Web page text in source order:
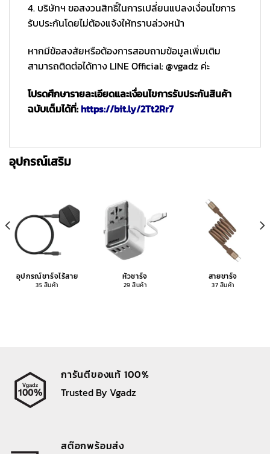
4. บริษัทฯ ขอสงวนสิทธิ์ในการเปลี่ยนแปลงเงื่อนไขการ
รับประกันโดยไม่ต้องแจ้งให้ทราบล่วงหน้า
หากมีข้อสงสัยหรือต้องการสอบถามข้อมูลเพิ่มเติม
สามารถติดต่อได้ทาง LINE Official: @vgadz ค่ะ
โปรดศึกษารายละเอียดและเงื่อนไขการรับประกันสินค้า
ฉบับเต็มได้ที่:https://bit.ly/2Tt2Rr7
อุปกรณ์เสริม
อุปกรณ์ชาร์จไร้สาย
35 สินค้า
หัวชาร์จ
29 สินค้า
สายชาร์จ
37 สินค้า
การันตีของแท้ 100%
Trusted By Vgadz
สต๊อกพร้อมส่ง